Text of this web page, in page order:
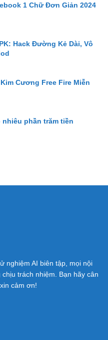
1 Chữ Đơn Giản 2024
Hack Đường Kẻ Dài, Vô
Cương Free Fire Miễn
phần trăm tiền
nghiệm AI biên tập, mọi nội
trách nhiệm. Bạn hãy cân
cảm ơn!